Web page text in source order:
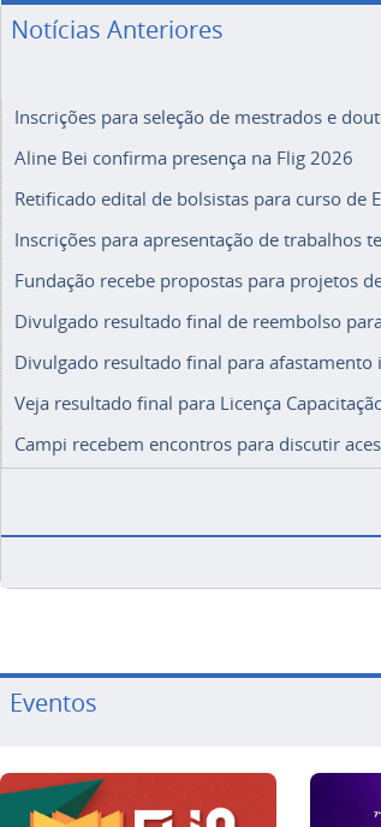
Notícias Anteriores
Inscrições para seleção de mestrados e
Aline Bei confirma presença na Flig 2026
Retificado edital de bolsistas para curso de
Inscrições para apresentação de trabalhos
Fundação recebe propostas para projetos
Divulgado resultado final de reembolso
Divulgado resultado final para afastamento
Veja resultado final para Licença
Campi recebem encontros para discutir
Eventos